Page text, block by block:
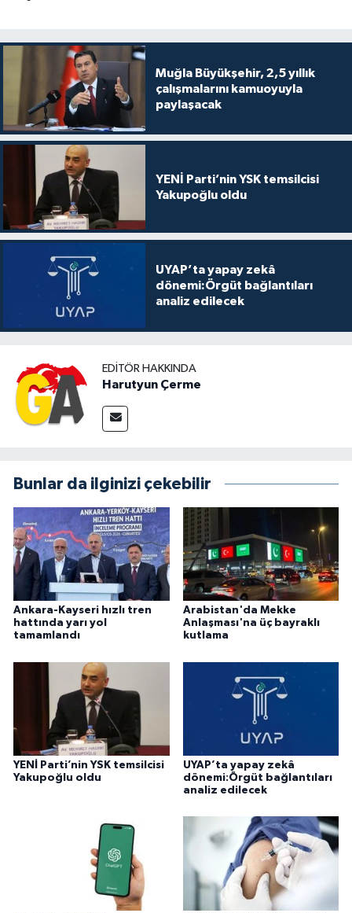
Muğla Büyükşehir, 2,5 yıllık
çalışmalarını kamuoyuyla
paylaşacak
YENİ Parti’nin YSK temsilcisi
Yakupoğlu oldu
UYAP’ta yapay zekâ
dönemi:Örgüt bağlantıları
analiz edilecek
EDITÖR HAKKINDA
Harutyun Çerme
Bunlar da ilginizi çekebilir
Ankara-Kayseri hızlı tren
hattında yarı yol
tamamlandı
Arabistan'da Mekke
Anlaşması'na üç bayraklı
kutlama
YENİ Parti’nin YSK temsilcisi
Yakupoğlu oldu
UYAP’ta yapay zekâ
dönemi:Örgüt bağlantıları
analiz edilecek